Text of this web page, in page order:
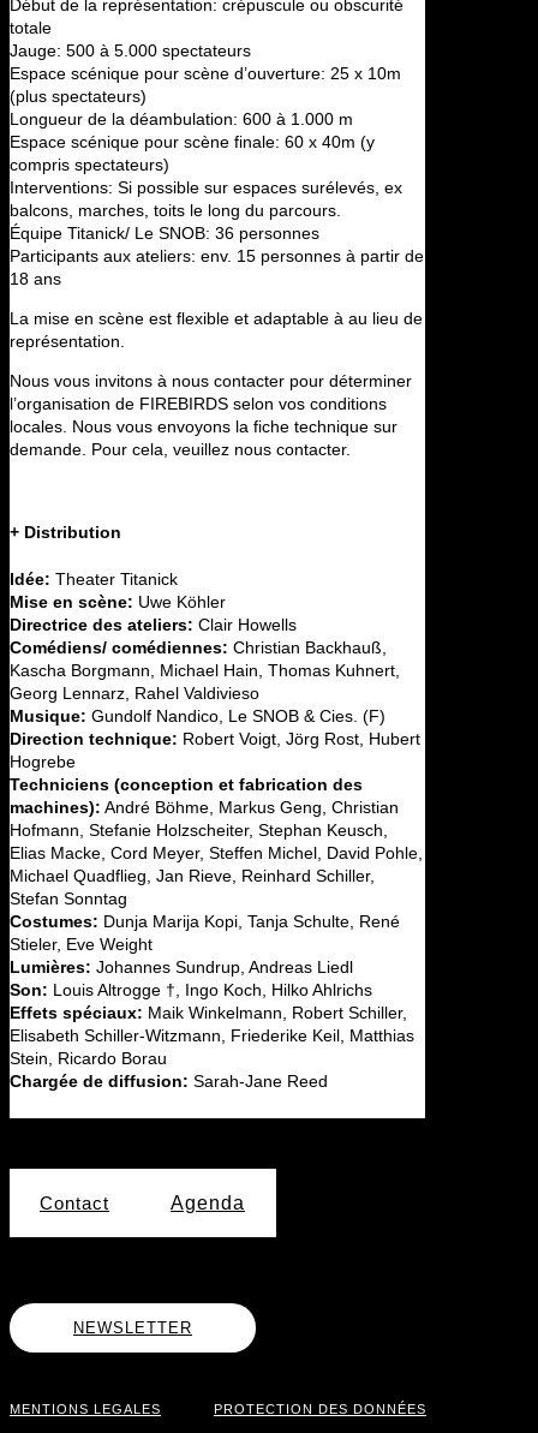
Début de la représentation: crépuscule ou obscurité
totale
Jauge: 500 à 5.000 spectateurs
Espace scénique pour scène d’ouverture: 25 x 10m
(plus spectateurs)
Longueur de la déambulation: 600 à 1.000 m
Espace scénique pour scène finale: 60 x 40m (y
compris spectateurs)
Interventions: Si possible sur espaces surélevés, ex
balcons, marches, toits le long du parcours.
Équipe Titanick/ Le SNOB: 36 personnes
Participants aux ateliers: env. 15 personnes à partir de
18 ans
La mise en scène est flexible et adaptable à au lieu de
représentation.
Nous vous invitons à nous contacter pour déterminer
l’organisation de FIREBIRDS selon vos conditions
locales. Nous vous envoyons la fiche technique sur
demande. Pour cela, veuillez nous contacter.
+ Distribution
Idée: Theater Titanick
Mise en scène: Uwe Köhler
Directrice des ateliers: Clair Howells
Comédiens/ comédiennes: Christian Backhauß,
Kascha Borgmann, Michael Hain, Thomas Kuhnert,
Georg Lennarz, Rahel Valdivieso
Musique: Gundolf Nandico, Le SNOB & Cies. (F)
Direction technique: Robert Voigt, Jörg Rost, Hubert
Hogrebe
Techniciens (conception et fabrication des
machines): André Böhme, Markus Geng, Christian
Hofmann, Stefanie Holzscheiter, Stephan Keusch,
Elias Macke, Cord Meyer, Steffen Michel, David Pohle,
Michael Quadflieg, Jan Rieve, Reinhard Schiller,
Stefan Sonntag
Costumes: Dunja Marija Kopi, Tanja Schulte, René
Stieler, Eve Weight
Lumières: Johannes Sundrup, Andreas Liedl
Son: Louis Altrogge †, Ingo Koch, Hilko Ahlrichs
Effets spéciaux: Maik Winkelmann, Robert Schiller,
Elisabeth Schiller-Witzmann, Friederike Keil, Matthias
Stein, Ricardo Borau
Chargée de diffusion: Sarah-Jane Reed
Contact Agenda
NEWSLETTER
MENTIONS LEGALES PROTECTION DES DONNÉES